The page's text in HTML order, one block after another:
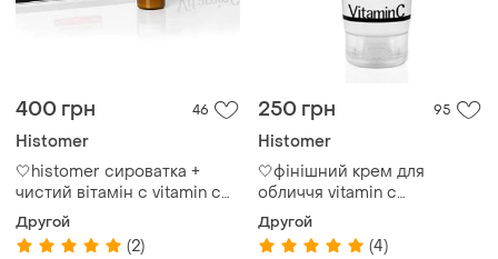
400 грн 46
Histomer
🤍histomer сироватка +
чистий вітамін c vitamin c
pure complex
Другой
(2)
250 грн 95
Histomer
🤍фінішний крем для
обличчя vitamin c
professional cream histomer
Другой
(4)